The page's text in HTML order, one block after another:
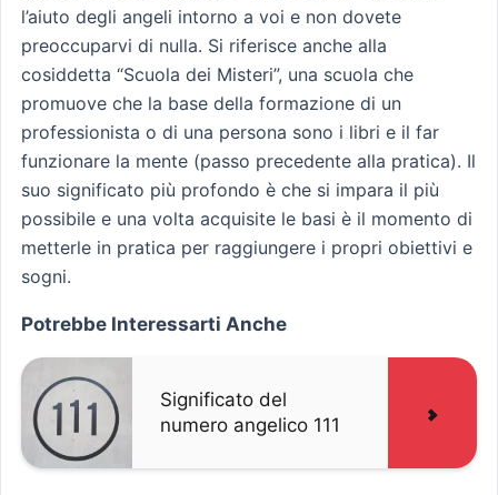
l’aiuto degli angeli intorno a voi e non dovete
preoccuparvi di nulla. Si riferisce anche alla
cosiddetta “Scuola dei Misteri”, una scuola che
promuove che la base della formazione di un
professionista o di una persona sono i libri e il far
funzionare la mente (passo precedente alla pratica). Il
suo significato più profondo è che si impara il più
possibile e una volta acquisite le basi è il momento di
metterle in pratica per raggiungere i propri obiettivi e
sogni.
Potrebbe Interessarti Anche
Significato del
numero angelico 111